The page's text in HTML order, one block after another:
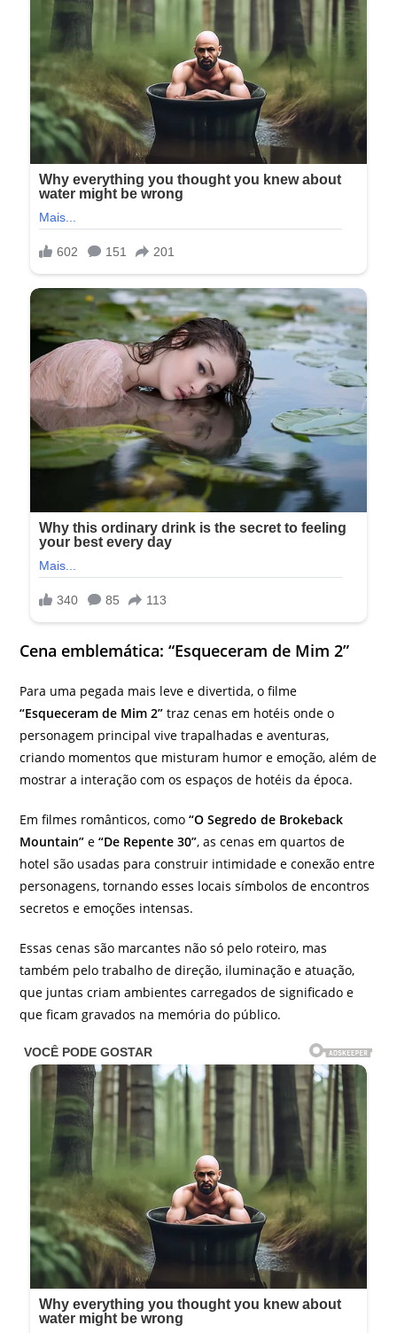
Cena emblemática: “Esqueceram de Mim 2”
Para uma pegada mais leve e divertida, o filme
“Esqueceram de Mim 2” traz cenas em hotéis onde o
personagem principal vive trapalhadas e aventuras,
criando momentos que misturam humor e emoção, além de
mostrar a interação com os espaços de hotéis da época.
Em filmes românticos, como“O Segredo de Brokeback
Mountain” e“De Repente 30”, as cenas em quartos de
hotel são usadas para construir intimidade e conexão entre
personagens, tornando esses locais símbolos de encontros
secretos e emoções intensas.
Essas cenas são marcantes não só pelo roteiro, mas
também pelo trabalho de direção, iluminação e atuação,
que juntas criam ambientes carregados de significado e
que ficam gravados na memória do público.